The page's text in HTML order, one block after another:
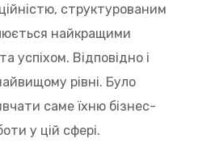
структурованим
найкращими
успіхом. Відповідно і
рівні. Було
саме їхню бізнес-
у цій сфері.